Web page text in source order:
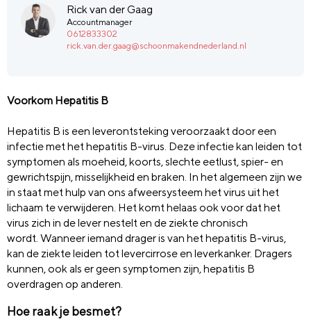
Rick van der Gaag
Accountmanager
0612833302
rick.van.der.gaag@schoonmakendnederland.nl
Voorkom Hepatitis B
Hepatitis B is een leverontsteking veroorzaakt door een
infectie met het hepatitis B-virus. Deze infectie kan leiden tot
symptomen als moeheid, koorts, slechte eetlust, spier- en
gewrichtspijn, misselijkheid en braken. In het algemeen zijn we
in staat met hulp van ons afweersysteem het virus uit het
lichaam te verwijderen. Het komt helaas ook voor dat het
virus zich in de lever nestelt en de ziekte chronisch
wordt. Wanneer iemand drager is van het hepatitis B-virus,
kan de ziekte leiden tot levercirrose en leverkanker. Dragers
kunnen, ook als er geen symptomen zijn, hepatitis B
overdragen op anderen.
Hoe raak je besmet?